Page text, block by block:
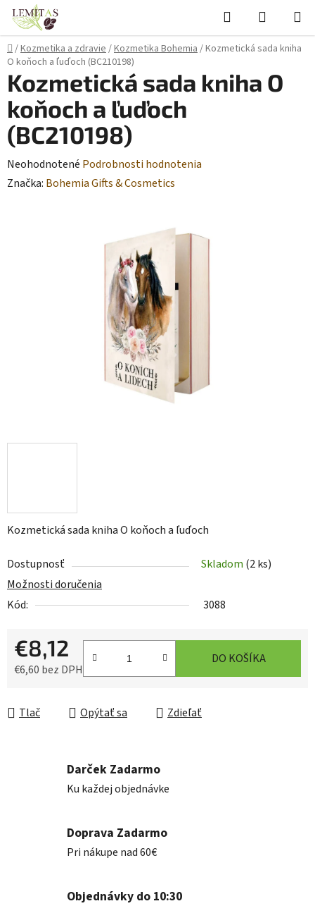
Prejsť
obsah
Hľadať
KOŠÍK
Domov
/Kozmetika a zdravie/Kozmetika Bohemia/Kozmetická sada kniha
O koňoch a ľuďoch (BC210198)
Kozmetická sada kniha O koňoch a ľuďoch
Dostupnosť Skladom (2 ks)
Možnosti doručenia
Kód:
3088
€8,12
€6,60 bez DPH
DO KOŠÍKA
Tlač Opýtať sa Zdieľať
Kozmetická sada kniha O
koňoch a ľuďoch
(BC210198)
Priemerné
hodnotenie
Neohodnotené Podrobnosti hodnotenia
Značka: Bohemia Gifts & Cosmetics
Darček Zadarmo
Ku každej objednávke
Doprava Zadarmo
Pri nákupe nad 60€
Objednávky do 10:30